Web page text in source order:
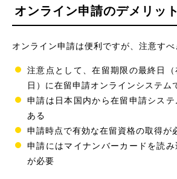
オンライン申請のデメリット
オンライン申請は便利ですが、注意すべ
注意点として、在留期限の最終日
日）に在留申請オンラインシステム
申請は日本国内から在留申請シス
ある
申請時点で有効な在留資格の取得が
申請にはマイナンバーカードを読
が必要